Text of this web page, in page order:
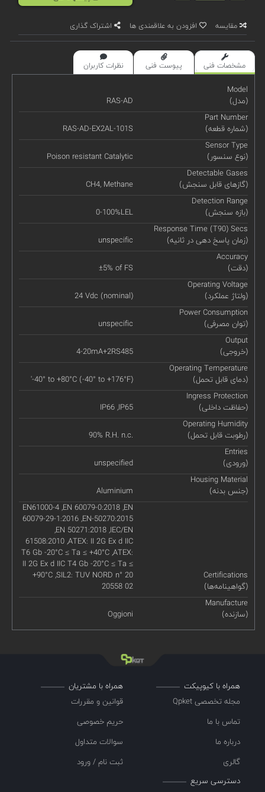
مقایسه افزودن به علاقمندی ها اشتراک گذاری
مشخصات فنی پیوست فنی نظرات کاربران
Model
(مدل)
RAS-AD
Part Number
(شماره قطعه)
RAS-AD-EX2AL-101S
Sensor Type
(نوع سنسور)
Poison resistant Catalytic
Detectable Gases
(گازهای قابل سنجش)
CH4, Methane
Detection Range
(بازه سنجش)
0-100%LEL
Response Time (T90) Secs
(زمان پاسخ دهی در ثانیه)
unspecific
Accuracy
(دقت)
±5% of FS
Operating Voltage
(ولتاژ عملکرد)
24 Vdc (nominal)
Power Consumption
(توان مصرفی)
unspecific
Output
(خروجی)
4-20mA+2RS485
Operating Temperature
(دمای قابل تحمل)
'-40° to +80°C (-40° to +176°F)
Ingress Protection
(حفاظت داخلی)
IP66 ,IP65
Operating Humidity
(رطوبت قابل تحمل)
90% R.H. n.c.
Entries
(ورودی)
unspecified
Housing Material
(جنس بدنه)
Aluminium
Certifications
(گواهینامه‌ها)
EN61000-4 ,EN 60079-0:2018 ,EN
60079-29-1:2016 ,EN-50270:2015
,EN 50271:2018 ,IEC/EN
61508:2010 ,ATEX: II 2G Ex d IIC
T6 Gb -20°C ≤ Ta ≤ +40°C ,ATEX:
II 2G Ex d IIC T4 Gb -20°C ≤ Ta ≤
+90°C ,SIL2: TUV NORD n° 20
20558 02
Manufacture
(سازنده)
Oggioni
همراه با کیوپیکت
مجله تخصصی Qpket
تماس با ما
درباره ما
گالری
همراه با مشتریان
قوانین و مقررات
حریم خصوصی
سوالات متداول
ثبت نام / ورود
دسترسی سریع